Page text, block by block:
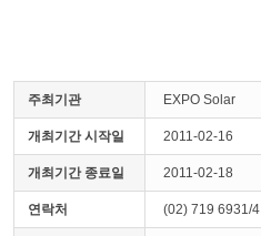
주최기관 EXPO Solar
개최기간 시작일 2011-02-16
개최기간 종료일 2011-02-18
연락처 (02) 719 6931/4